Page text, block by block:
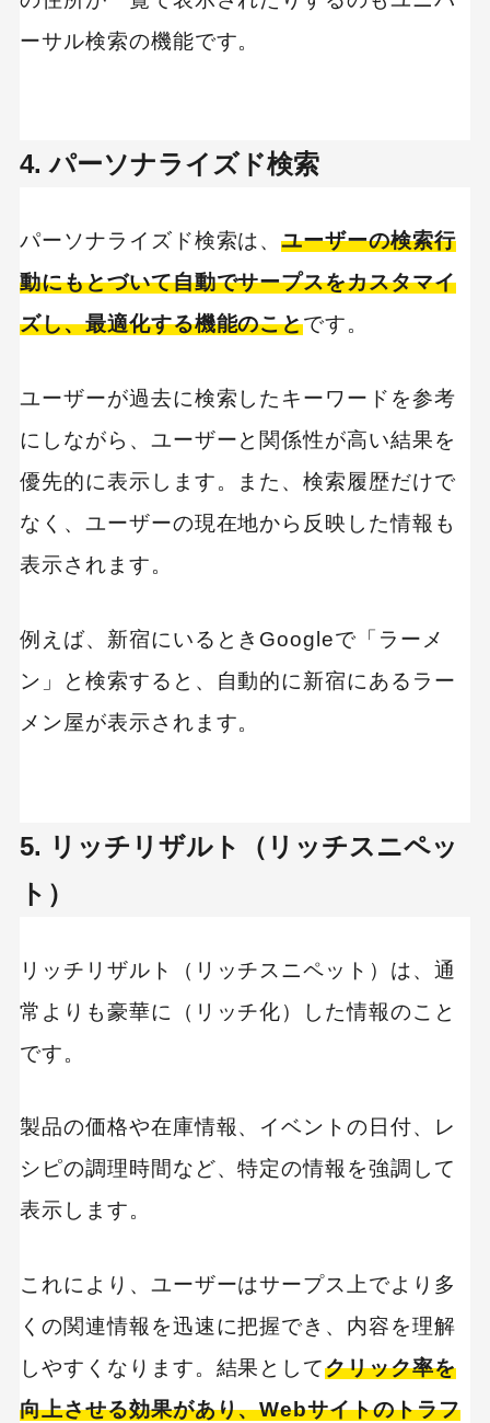
ーサル検索の機能です。
4. パーソナライズド検索
パーソナライズド検索は、ユーザーの検索行
動にもとづいて自動でサープスをカスタマイ
ズし、最適化する機能のことです。
ユーザーが過去に検索したキーワードを参考
にしながら、ユーザーと関係性が高い結果を
優先的に表示します。また、検索履歴だけで
なく、ユーザーの現在地から反映した情報も
表示されます。
例えば、新宿にいるときGoogleで「ラーメ
ン」と検索すると、自動的に新宿にあるラー
メン屋が表示されます。
5. リッチリザルト（リッチスニペッ
ト）
リッチリザルト（リッチスニペット）は、通
常よりも豪華に（リッチ化）した情報のこと
です。
製品の価格や在庫情報、イベントの日付、レ
シピの調理時間など、特定の情報を強調して
表示します。
これにより、ユーザーはサープス上でより多
くの関連情報を迅速に把握でき、内容を理解
しやすくなります。結果としてクリック率を
向上させる効果があり、Webサイトのトラフ